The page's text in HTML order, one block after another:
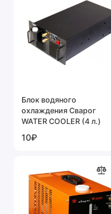
Блок водяного
охлаждения Сварог
WATER COOLER (4 л.)
10₽